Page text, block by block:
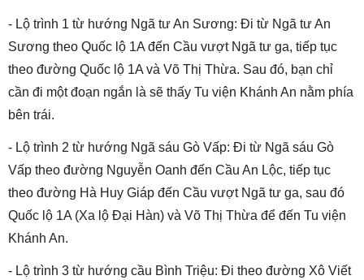
- Lộ trình 1 từ hướng Ngã tư An Sương: Đi từ Ngã tư An
Sương theo Quốc lộ 1A đến Cầu vượt Ngã tư ga, tiếp tục
theo đường Quốc lộ 1A và Võ Thị Thừa. Sau đó, bạn chỉ
cần đi một đoạn ngắn là sẽ thấy Tu viện Khánh An nằm phía
bên trái.
- Lộ trình 2 từ hướng Ngã sáu Gò Vấp: Đi từ Ngã sáu Gò
Vấp theo đường Nguyễn Oanh đến Cầu An Lộc, tiếp tục
theo đường Hà Huy Giáp đến Cầu vượt Ngã tư ga, sau đó
Quốc lộ 1A (Xa lộ Đại Hàn) và Võ Thị Thừa để đến Tu viện
Khánh An.
- Lộ trình 3 từ hướng cầu Bình Triệu: Đi theo đường Xô Viết